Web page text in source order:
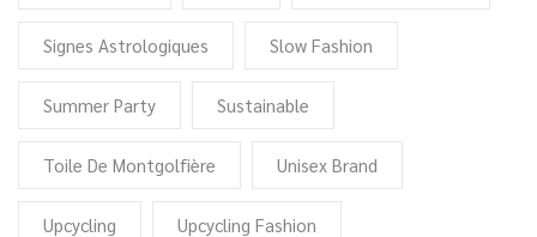
Signes Astrologiques Slow Fashion
Summer Party Sustainable
Toile De Montgolfière Unisex Brand
Upcycling Upcycling Fashion